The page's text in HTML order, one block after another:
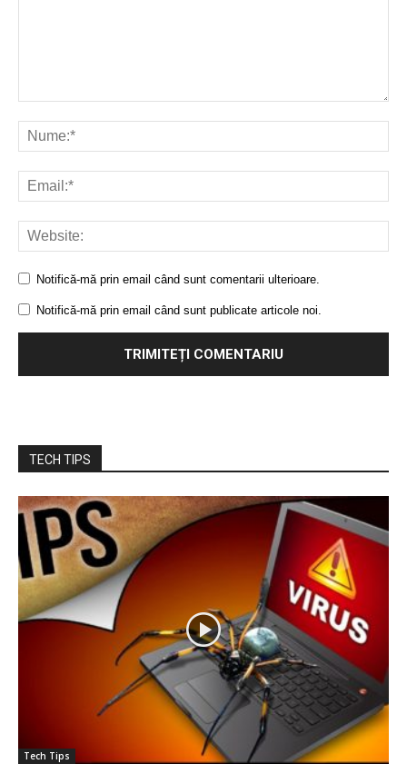
Notifică-mă prin email când sunt comentarii ulterioare.
Notifică-mă prin email când sunt publicate articole noi.
TECH TIPS
Tech Tips